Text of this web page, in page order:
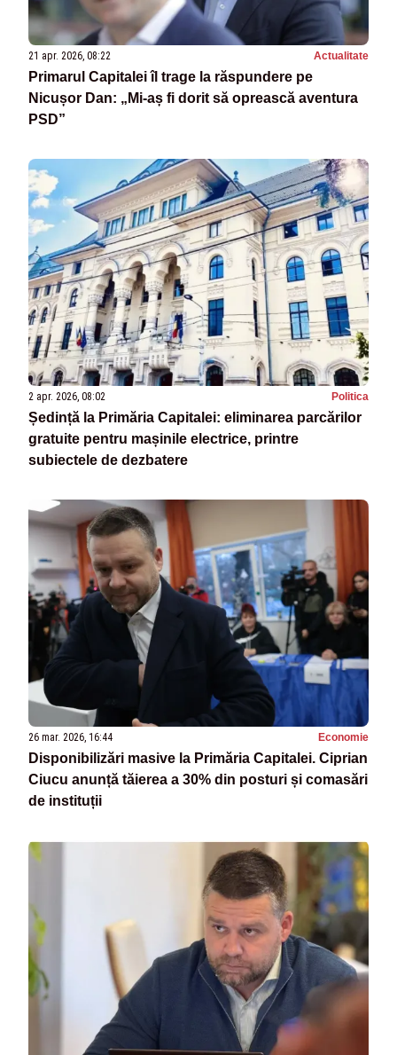
21 apr. 2026, 08:22 Actualitate
Primarul Capitalei îl trage la răspundere pe
Nicușor Dan: „Mi-aș fi dorit să oprească aventura
PSD”
2 apr. 2026, 08:02 Politica
Ședință la Primăria Capitalei: eliminarea parcărilor
gratuite pentru mașinile electrice, printre
subiectele de dezbatere
26 mar. 2026, 16:44 Economie
Disponibilizări masive la Primăria Capitalei. Ciprian
Ciucu anunță tăierea a 30% din posturi și comasări
de instituții